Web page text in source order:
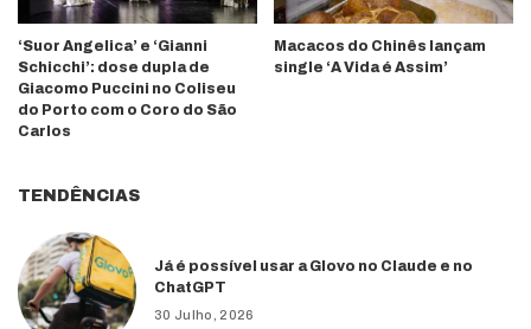
‘Suor Angelica’ e ‘Gianni
Schicchi’: dose dupla de
Giacomo Puccini no Coliseu
do Porto com o Coro do São
Carlos
Macacos do Chinês lançam
single ‘A Vida é Assim’
TENDÊNCIAS
Já é possível usar a Glovo no Claude e no
ChatGPT
30 Julho, 2026